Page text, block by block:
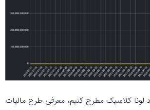
لونا کلاسیک مطرح کنیم، معرفی طرح مالیات